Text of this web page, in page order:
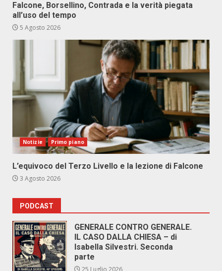
Falcone, Borsellino, Contrada e la verità piegata
all’uso del tempo
5 Agosto 2026
Notizie Primo piano
L’equivoco del Terzo Livello e la lezione di Falcone
3 Agosto 2026
PODCAST
GENERALE CONTRO GENERALE.
IL CASO DALLA CHIESA – di
Isabella Silvestri. Seconda
parte